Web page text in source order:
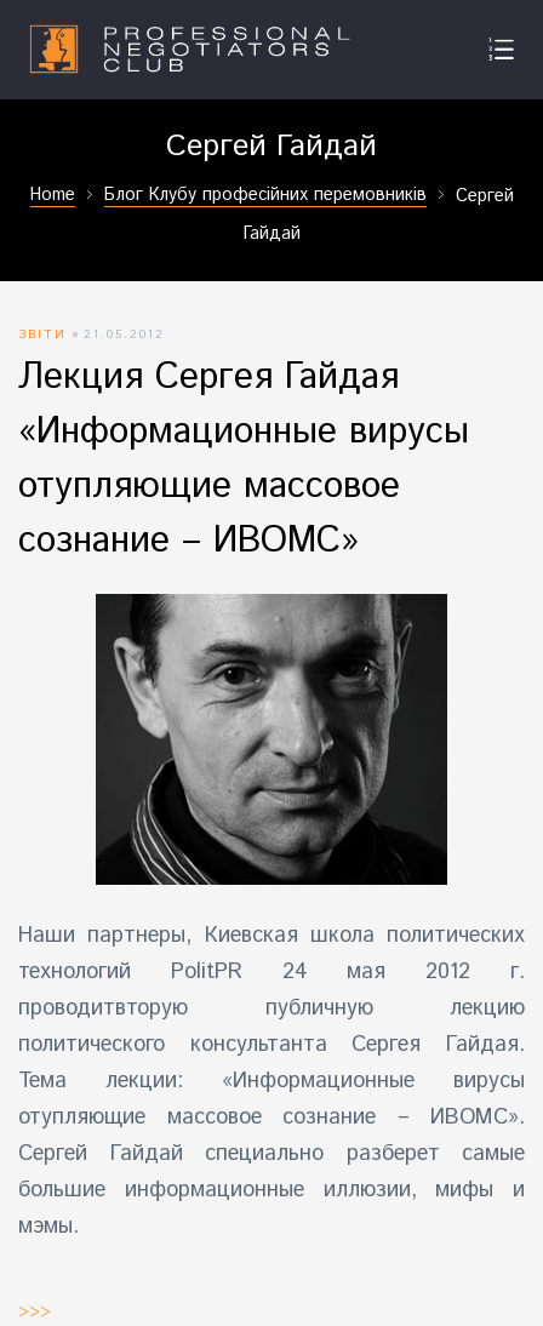
Сергей Гайдай
Home Блог Клубу професійних перемовників
Сергей
Гайдай
ЗВІТИ 21.05.2012
Лекция Сергея Гайдая
«Информационные вирусы
отупляющие массовое
сознание – ИВОМС»
Наши партнеры, Киевская школа политических
технологий PolitPR 24 мая 2012 г.
проводитвторую публичную лекцию
политического консультанта Сергея Гайдая.
Тема лекции: «Информационные вирусы
отупляющие массовое сознание – ИВОМС».
Сергей Гайдай специально разберет самые
большие информационные иллюзии, мифы и
мэмы.
>>>